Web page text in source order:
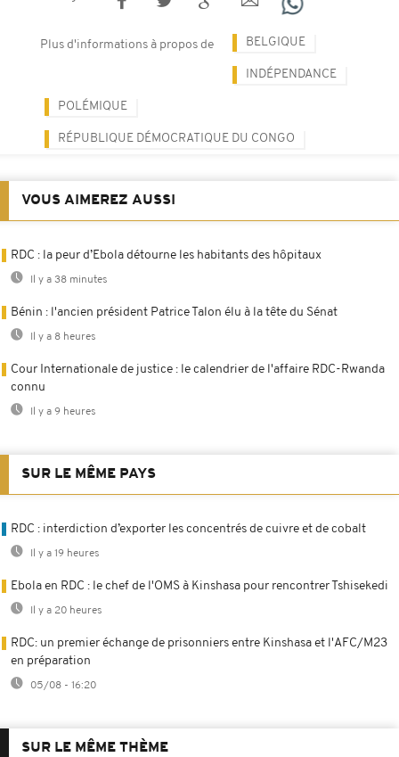
Plus d'informations à propos de BELGIQUE
INDÉPENDANCE
POLÉMIQUE
RÉPUBLIQUE DÉMOCRATIQUE DU CONGO
VOUS AIMEREZ AUSSI
RDC : la peur d’Ebola détourne les habitants des hôpitaux
Il y a 38 minutes
Bénin : l'ancien président Patrice Talon élu à la tête du Sénat
Il y a 8 heures
Cour Internationale de justice : le calendrier de l'affaire RDC-Rwanda
connu
Il y a 9 heures
SUR LE MÊME PAYS
RDC : interdiction d’exporter les concentrés de cuivre et de cobalt
Il y a 19 heures
Ebola en RDC : le chef de l'OMS à Kinshasa pour rencontrer Tshisekedi
Il y a 20 heures
RDC: un premier échange de prisonniers entre Kinshasa et l'AFC/M23
en préparation
05/08 - 16:20
SUR LE MÊME THÈME